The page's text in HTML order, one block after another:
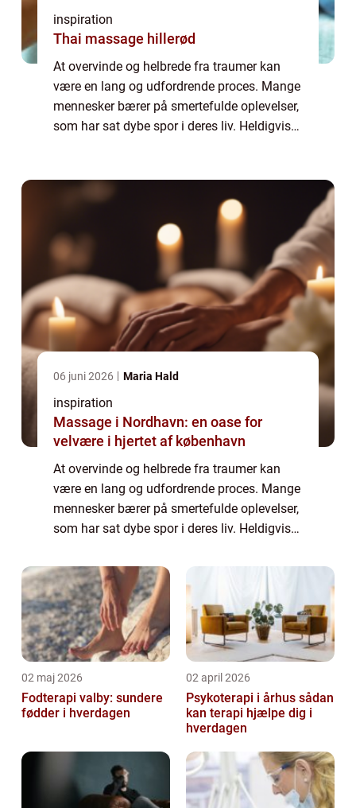
inspiration
Thai massage hillerød
At overvinde og helbrede fra traumer kan
være en lang og udfordrende proces. Mange
mennesker bærer på smertefulde oplevelser,
som har sat dybe spor i deres liv. Heldigvis
06 juni 2026 Maria Hald
inspiration
Massage i Nordhavn: en oase for
velvære i hjertet af københavn
At overvinde og helbrede fra traumer kan
være en lang og udfordrende proces. Mange
mennesker bærer på smertefulde oplevelser,
som har sat dybe spor i deres liv. Heldigvis
regionen er traumeterapi en af de må...
02 maj 2026
Fodterapi valby: sundere
fødder i hverdagen
02 april 2026
Psykoterapi i århus sådan
kan terapi hjælpe dig i
hverdagen